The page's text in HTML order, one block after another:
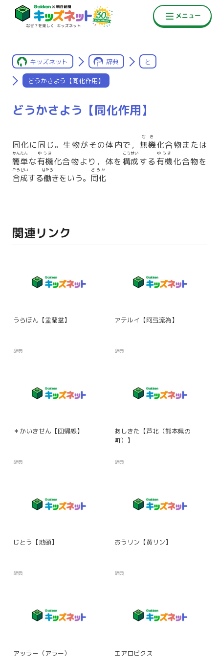
キッズネット 辞典 と
どうかさよう【同化作用】
どうかさよう【同化作用】
同化に同じ。生物がその体内で， 無機
むき
化合物または
簡単
かんたん
な有機
ゆうき
化合物より，体を 構成
こうせい
する有機
ゆうき
化合物を
合成
ごうせい
する働
はたら
きをいう。 同化
どうか
関連リンク
うらぼん【盂蘭盆】
辞典
アテルイ【阿弖流為】
辞典
＊かいきせん【回帰線】
辞典
あしきた【芦北（熊本県の
町）】
辞典
じとう【地頭】
辞典
おうリン【黄リン】
辞典
アッラー（アラー） エアロビクス